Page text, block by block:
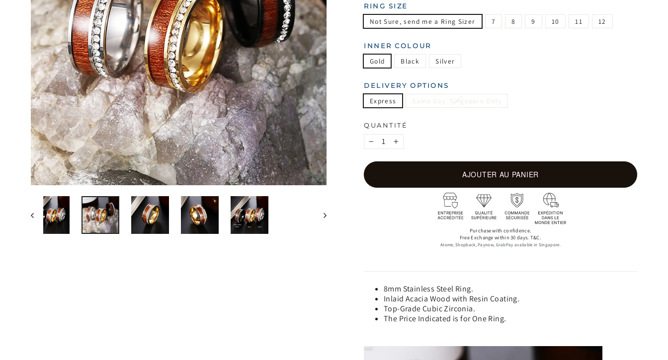
RING SIZE
Not Sure, send me a Ring Sizer 7 8 9 10 11 12
INNER COLOUR
Gold Black Silver
DELIVERY OPTIONS
Express Same Day: Singapore Only
QUANTITÉ
− +
AJOUTER AU PANIER
Purchase with confidence.
Free Exchange within 30 days. T&C.
Atome, Shopback, Paynow, GrabPay available in Singapore.
8mm Stainless Steel Ring.
Inlaid Acacia Wood with Resin Coating.
Top-Grade Cubic Zirconia.
The Price Indicated is for One Ring.